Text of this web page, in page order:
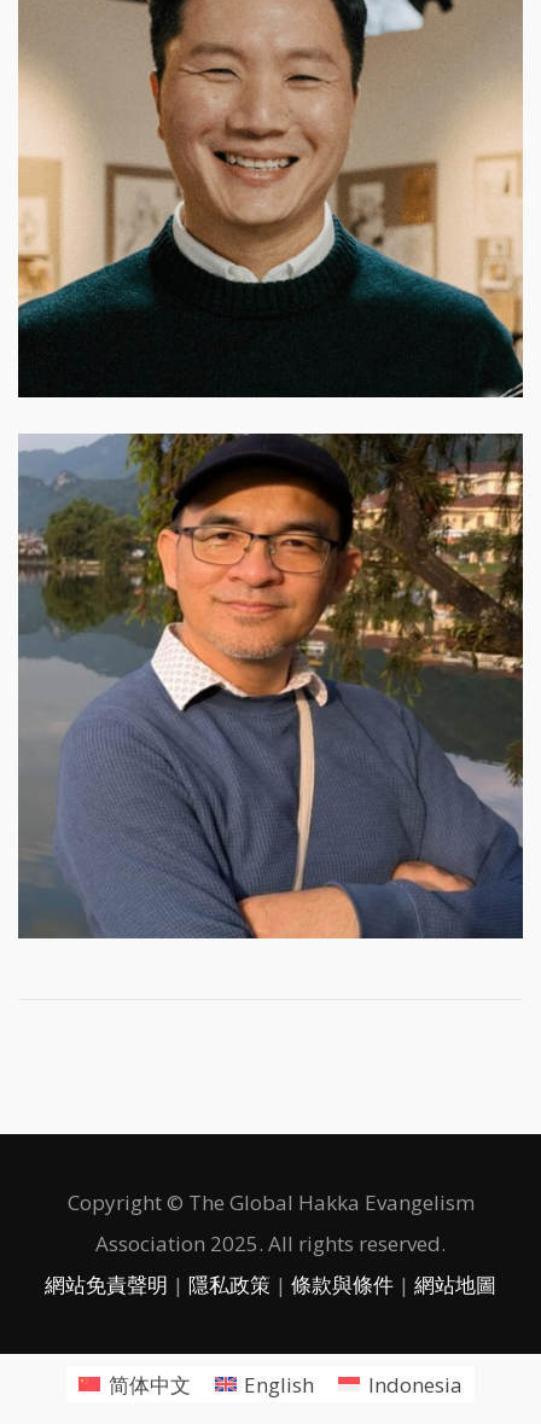
Copyright © The Global Hakka Evangelism
Association 2025. All rights reserved.
網站免責聲明 | 隱私政策 | 條款與條件 | 網站地圖
简体中文 English Indonesia